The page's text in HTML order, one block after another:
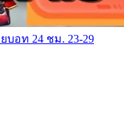
บอท 24 ชม. 23-29